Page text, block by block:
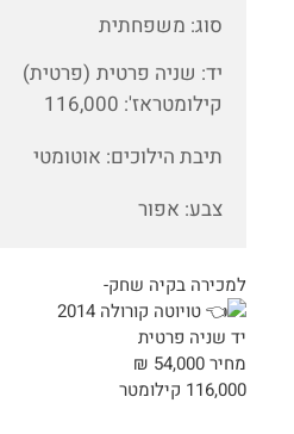
סוג: משפחתית
יד: שניה פרטית (פרטית)
קילומטראז': 116,000
תיבת הילוכים: אוטומטי
צבע: אפור
למכירה בקיה שחק-
טויוטה קורולה 2014
יד שניה פרטית
מחיר 54,000 ₪
116,000 קילומטר